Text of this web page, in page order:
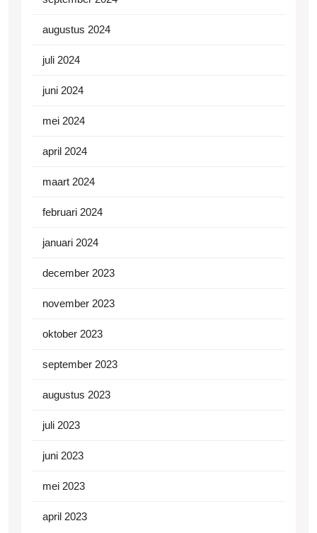
augustus 2024
juli 2024
juni 2024
mei 2024
april 2024
maart 2024
februari 2024
januari 2024
december 2023
november 2023
oktober 2023
september 2023
augustus 2023
juli 2023
juni 2023
mei 2023
april 2023